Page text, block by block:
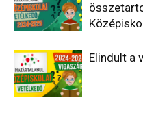
Elindult a